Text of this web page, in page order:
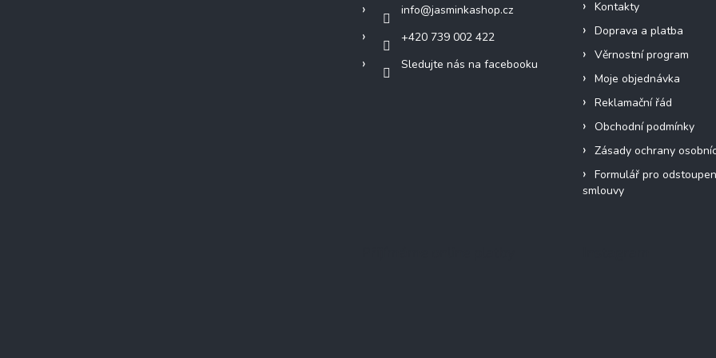
info@jasminkashop.cz
+420 739 002 422
Sledujte nás na facebooku
Kontakty
Doprava a platba
Věrnostní program
Moje objednávka
Reklamační řád
Obchodní podmínky
Zásady ochrany
Formulář pro
smlouvy